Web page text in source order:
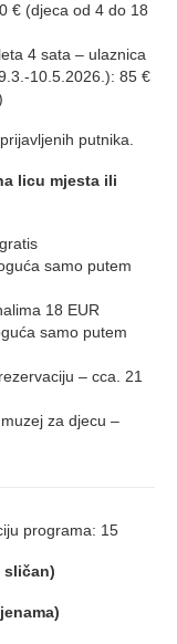
€ (djeca od 4 do 18
4 sata – ulaznica
10.5.2026.): 85 €
putnika.
licu mjesta ili
samo putem
18 EUR
samo putem
– cca. 21
za djecu –
programa: 15
sličan)